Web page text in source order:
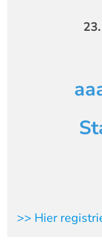
>> Hier